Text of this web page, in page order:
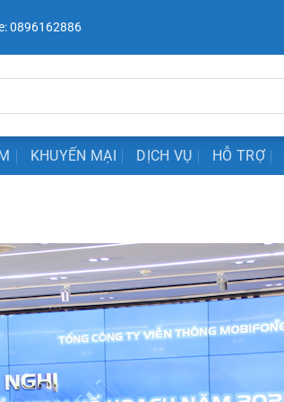
0896162886
KHUYẾN MẠI DỊCH VỤ HỖ TRỢ